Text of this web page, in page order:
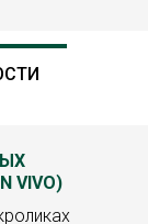
VIVO)